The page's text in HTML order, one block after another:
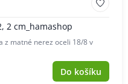
2 cm_hamashop
z matné nerez oceli 18/8 v
Do košíku